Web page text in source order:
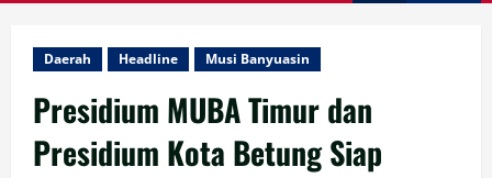
Daerah Headline Musi Banyuasin
Presidium MUBA Timur dan
Presidium Kota Betung Siap